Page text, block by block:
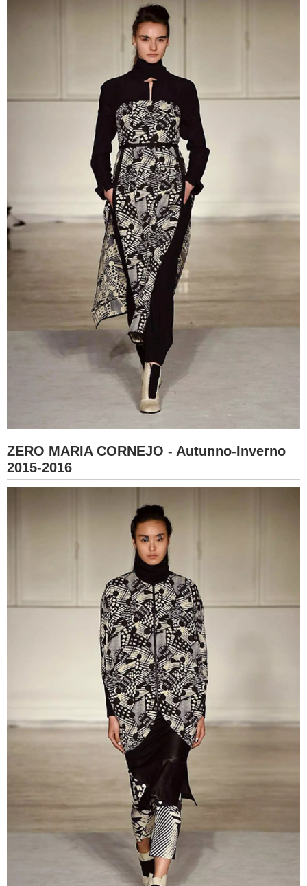
ZERO MARIA CORNEJO - Autunno-Inverno
2015-2016